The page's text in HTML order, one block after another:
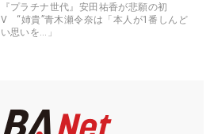
『プラチナ世代』安田祐香が悲願の初
V “姉貴”青木瀬令奈は「本人が1番しんど
い思いを…」